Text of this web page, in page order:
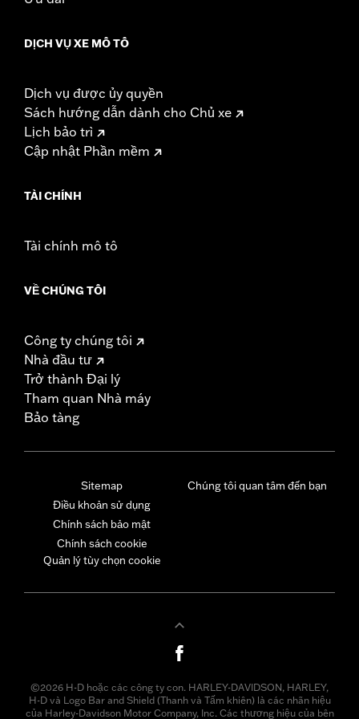
Tour-Pak and installation instructions
WARRANTY:
DỊCH VỤ XE MÔ TÔ
Dịch vụ được ủy quyền
Sách hướng dẫn dành cho Chủ xe
Lịch bảo trì
Cập nhật Phần mềm
TÀI CHÍNH
Tài chính mô tô
VỀ CHÚNG TÔI
Công ty chúng tôi
Nhà đầu tư
Trở thành Đại lý
Tham quan Nhà máy
Bảo tàng
Sitemap
Điều khoản sử dụng
Chính sách bảo mật
Chính sách cookie
Quản lý tùy chọn cookie
Chúng tôi quan tâm đến bạn
©2026 H-D hoặc các công ty con. HARLEY-DAVIDSON, HARLEY,
H-D và Logo Bar and Shield (Thanh và Tấm khiên) là các nhãn hiệu
của Harley-Davidson Motor Company, Inc. Các thương hiệu của bên